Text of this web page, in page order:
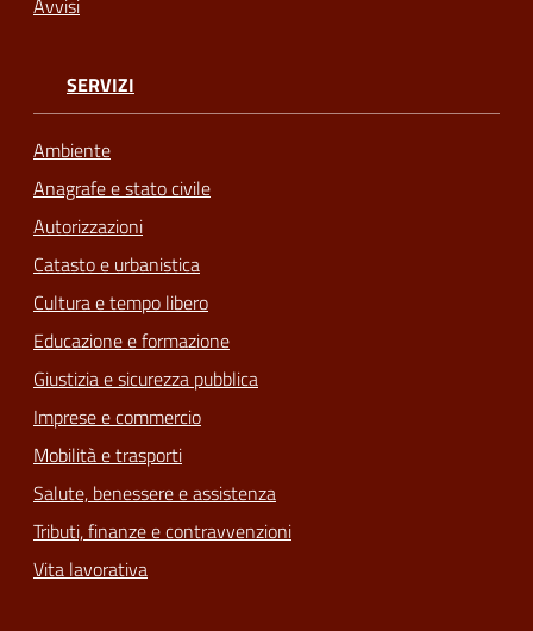
SERVIZI
Ambiente
Anagrafe e stato civile
Autorizzazioni
Catasto e urbanistica
Cultura e tempo libero
Educazione e formazione
Giustizia e sicurezza pubblica
Imprese e commercio
Mobilità e trasporti
Salute, benessere e assistenza
Tributi, finanze e contravvenzioni
Vita lavorativa